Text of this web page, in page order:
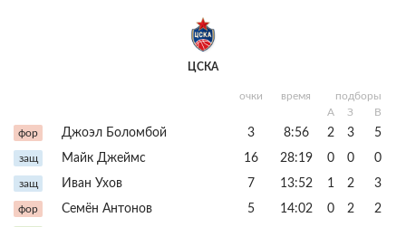
ЦСКА
очки время
подборы
А
З
В
фор
Джоэл Боломбой 3 8:56 2 3 5
защ Майк Джеймс 16 28:19 0 0 0
защ Иван Ухов 7 13:52 1 2 3
фор Семён Антонов 5 14:02 0 2 2